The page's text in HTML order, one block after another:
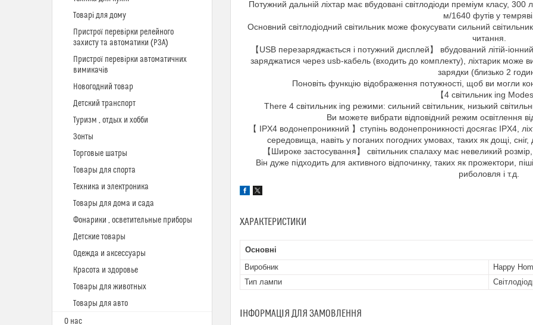
Потужний дальній ліхтар має вбудовані світлодіоди преміум класу,
м/1640 футів у темряві.
Основний світлодіодний світильник може фокусувати сильний
читання.
【USB перезаряджається і потужний дисплей】 вбудований літій-
заряджатися через usb-кабель (входить до комплекту), ліхтарик може
зарядки (близько 2
Поновіть функцію відображення потужності, щоб ви могли
【4 світильник ing Modes
There 4 світильник ing режими: сильний світильник, низький
Ви можете вибрати відповідний режим освітлення
【 IPX4 водонепроникний 】ступінь водонепроникності досягає IPX4,
середовища, навіть у поганих погодних умовах, таких як дощі,
【Широке застосування】 світильник спалаху має невеликий
Він дуже підходить для активного відпочинку, таких як прожектори,
риболовля і т.д.
ХАРАКТЕРИСТИКИ
Основні
Виробник
Happy
Тип лампи
ІНФОРМАЦІЯ ДЛЯ ЗАМОВЛЕННЯ
Товарі для дому
Пристрої перевірки релейного
захисту та автоматики (РЗА)
Пристрої перевірки автоматичних
вимикачів
Новогодний товар
Детский транспорт
Туризм , отдых и хобби
Зонты
Торговые шатры
Товары для спорта
Техника и электроника
Товары для дома и сада
Фонарики , осветительные приборы
Детские товары
Одежда и аксессуары
Красота и здоровье
Товары для животных
Товары для авто
О нас